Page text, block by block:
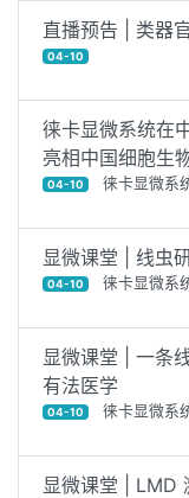
直播预告 | 类器
04-10
徕卡显微系统在
亮相中国细胞生
04-10 徕卡显微系
显微课堂 | 线虫
04-10 徕卡显微系
显微课堂 | 一条
有法医学
04-10 徕卡显微系
显微课堂 | LMD